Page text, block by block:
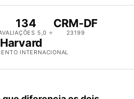
134
5,0 ⭐
CRM-DF
23199
Harvard
INTERNACIONAL